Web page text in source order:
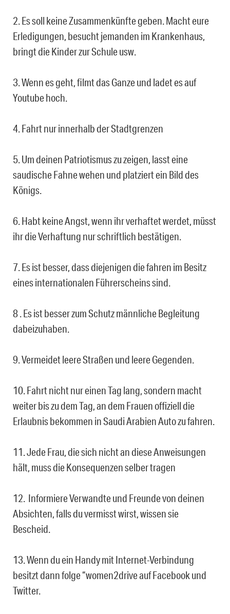
2. Es soll keine Zusammenkünfte geben. Macht eure
Erledigungen, besucht jemanden im Krankenhaus,
bringt die Kinder zur Schule usw.
3. Wenn es geht, filmt das Ganze und ladet es auf
Youtube hoch.
4. Fahrt nur innerhalb der Stadtgrenzen
5. Um deinen Patriotismus zu zeigen, lasst eine
saudische Fahne wehen und platziert ein Bild des
Königs.
6. Habt keine Angst, wenn ihr verhaftet werdet, müsst
ihr die Verhaftung nur schriftlich bestätigen.
7. Es ist besser, dass diejenigen die fahren im Besitz
eines internationalen Führerscheins sind.
8 . Es ist besser zum Schutz männliche Begleitung
dabeizuhaben.
9. Vermeidet leere Straßen und leere Gegenden.
10. Fahrt nicht nur einen Tag lang, sondern macht
weiter bis zu dem Tag, an dem Frauen offiziell die
Erlaubnis bekommen in Saudi Arabien Auto zu fahren.
11. Jede Frau, die sich nicht an diese Anweisungen
hält, muss die Konsequenzen selber tragen
12. Informiere Verwandte und Freunde von deinen
Absichten, falls du vermisst wirst, wissen sie
Bescheid.
13. Wenn du ein Handy mit Internet-Verbindung
besitzt dann folge “women2drive auf Facebook und
Twitter.